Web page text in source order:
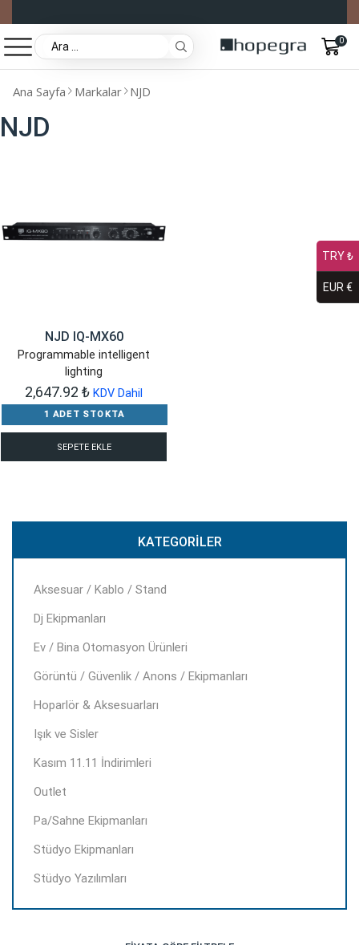
0
Ana Sayfa Markalar NJD
NJD
NJD IQ-MX60
Programmable intelligent
lighting
2,647.92 ₺ KDV Dahil
1 ADET STOKTA
SEPETE EKLE
KATEGORILER
Aksesuar / Kablo / Stand
Dj Ekipmanları
Ev / Bina Otomasyon Ürünleri
Görüntü / Güvenlik / Anons / Ekipmanları
Hoparlör & Aksesuarları
Işık ve Sisler
Kasım 11.11 İndirimleri
Outlet
Pa/Sahne Ekipmanları
Stüdyo Ekipmanları
Stüdyo Yazılımları
TRY ₺
EUR €